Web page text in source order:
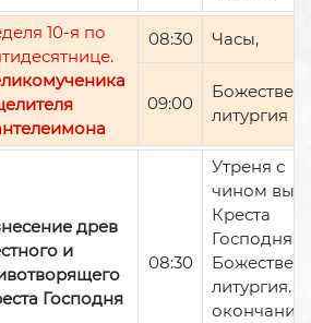
10-я по
08:30 Часы,
09:00
литургия
древ
и
Господня
08:30
Утреня с
чином
Креста
Господня,
литургия.
окончании